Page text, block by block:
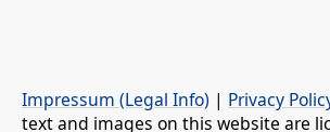
Impressum (Legal Info) | Privacy
text and images on this website are